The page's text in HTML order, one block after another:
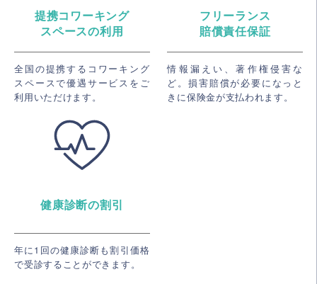
提携コワーキング
スペースの利用
全国の提携するコワーキング
スペースで優遇サービスをご
利用いただけます。
フリーランス
賠償責任保証
情報漏えい、著作権侵害な
ど。損害賠償が必要になっと
きに保険金が支払われます。
健康診断の割引
年に1回の健康診断も割引価格
で受診することができます。